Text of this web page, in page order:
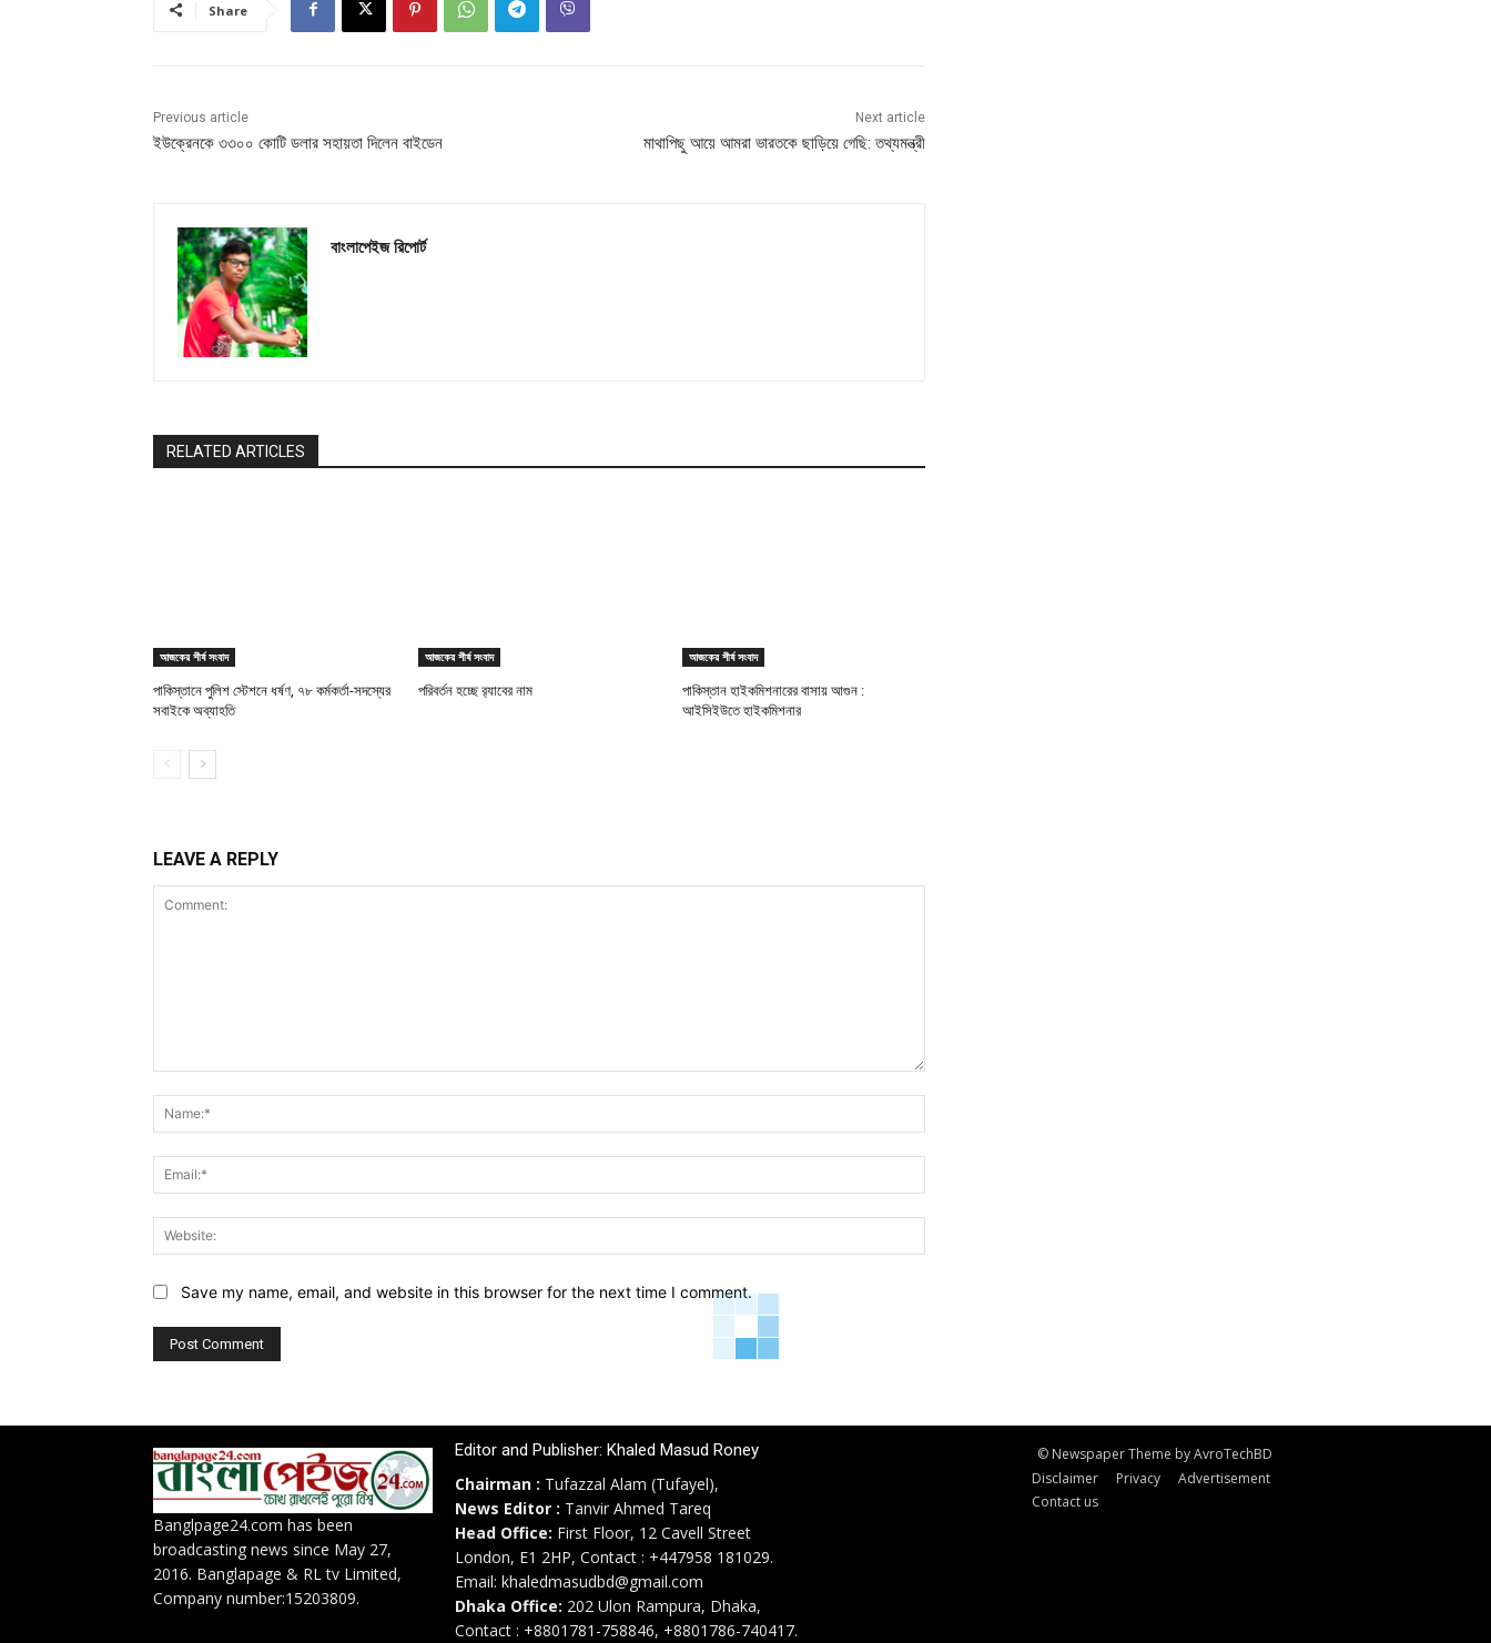
Share
Previous article
ইউক্রেনকে ৩৩০০ কোটি ডলার সহায়তা দিলেন বাইডেন
Next article
মাথাপিছু আয়ে আমরা ভারতকে ছাড়িয়ে গেছি: তথ্যমন্ত্রী
বাংলাপেইজ রিপোর্ট
RELATED ARTICLES
আজকের শীর্ষ সংবাদ
পাকিস্তানে পুলিশ স্টেশনে ধর্ষণ, ৭৮ কর্মকর্তা-সদস্যের
সবাইকে অব্যাহতি
আজকের শীর্ষ সংবাদ
পরিবর্তন হচ্ছে র‌্যাবের নাম
আজকের শীর্ষ সংবাদ
পাকিস্তান হাইকমিশনারের বাসায় আগুন :
আইসিইউতে হাইকমিশনার
LEAVE A REPLY
Save my name, email, and website in this browser for the next time I comment.
Banglpage24.com has been
broadcasting news since May 27,
2016. Banglapage & RL tv Limited,
Company number:15203809.
Editor and Publisher: Khaled Masud Roney
Chairman : Tufazzal Alam (Tufayel),
News Editor : Tanvir Ahmed Tareq
Head Office: First Floor, 12 Cavell Street
London, E1 2HP, Contact : +447958 181029.
Email: khaledmasudbd@gmail.com
Dhaka Office: 202 Ulon Rampura, Dhaka,
Contact : +8801781-758846, +8801786-740417.
© Newspaper Theme by AvroTechBD
Disclaimer
Privacy
Advertisement
Contact us